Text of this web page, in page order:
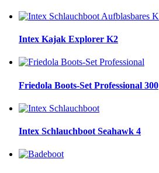
Intex Kajak Explorer K2
Friedola Boots-Set Professional 300
Intex Schlauchboot Seahawk 4